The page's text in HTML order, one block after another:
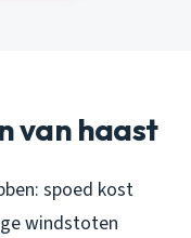
van haast
spoed kost
windstoten